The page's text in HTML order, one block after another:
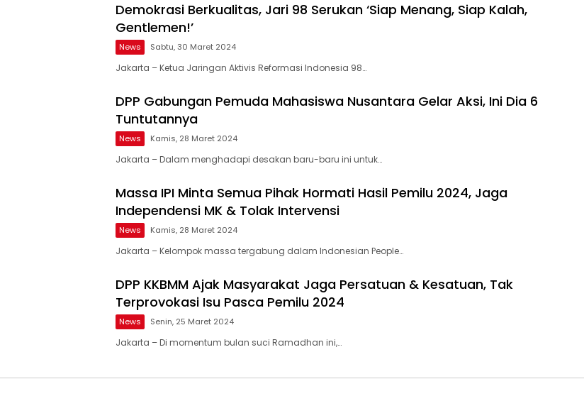
Demokrasi Berkualitas, Jari 98 Serukan ‘Siap Menang, Siap Kalah,
Gentlemen!’
News Sabtu, 30 Maret 2024
Jakarta – Ketua Jaringan Aktivis Reformasi Indonesia 98…
DPP Gabungan Pemuda Mahasiswa Nusantara Gelar Aksi, Ini Dia 6
Tuntutannya
News Kamis, 28 Maret 2024
Jakarta – Dalam menghadapi desakan baru-baru ini untuk…
Massa IPI Minta Semua Pihak Hormati Hasil Pemilu 2024, Jaga
Independensi MK & Tolak Intervensi
News Kamis, 28 Maret 2024
Jakarta – Kelompok massa tergabung dalam Indonesian People…
DPP KKBMM Ajak Masyarakat Jaga Persatuan & Kesatuan, Tak
Terprovokasi Isu Pasca Pemilu 2024
News Senin, 25 Maret 2024
Jakarta – Di momentum bulan suci Ramadhan ini,…